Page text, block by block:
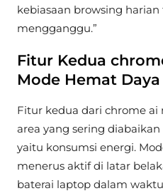
kebiasaan browsing harian
mengganggu.”
Fitur Kedua
Mode Hemat
Fitur kedua dari chrome
area yang sering
yaitu konsumsi energi.
menerus aktif di latar
baterai laptop dalam